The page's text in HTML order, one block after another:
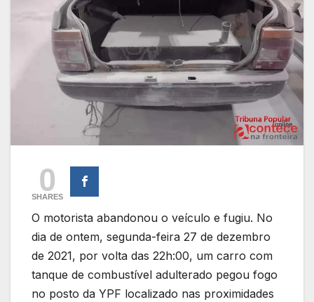
0
SHARES
O motorista abandonou o veículo e fugiu. No
dia de ontem, segunda-feira 27 de dezembro
de 2021, por volta das 22h:00, um carro com
tanque de combustível adulterado pegou fogo
no posto da YPF localizado nas proximidades